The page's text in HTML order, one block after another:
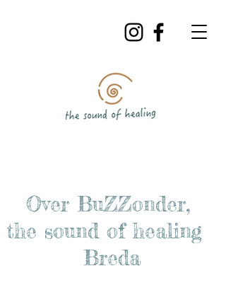
Over BuZZonder,
the sound of healing
Breda